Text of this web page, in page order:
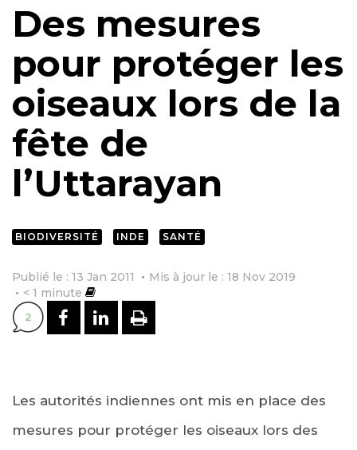
Des mesures
pour protéger les
oiseaux lors de la
fête de
l’Uttarayan
BIODIVERSITÉ INDE SANTÉ
Publié le : 13 Jan 2011
Mis à jour le : 18 Nov 2019
< 1 minute
2 PARTAGER SUR FACEBOOK
PARTAGER SUR
IMPRIMER
Les autorités indiennes ont mis en place des
mesures pour protéger les oiseaux lors des